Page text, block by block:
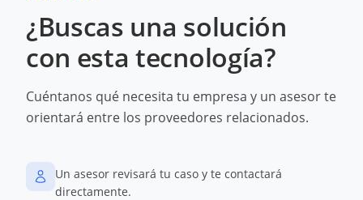
¿Buscas una solución
con esta tecnología?
Cuéntanos qué necesita tu empresa y un asesor te
orientará entre los proveedores relacionados.
Un asesor revisará tu caso y te contactará
directamente.